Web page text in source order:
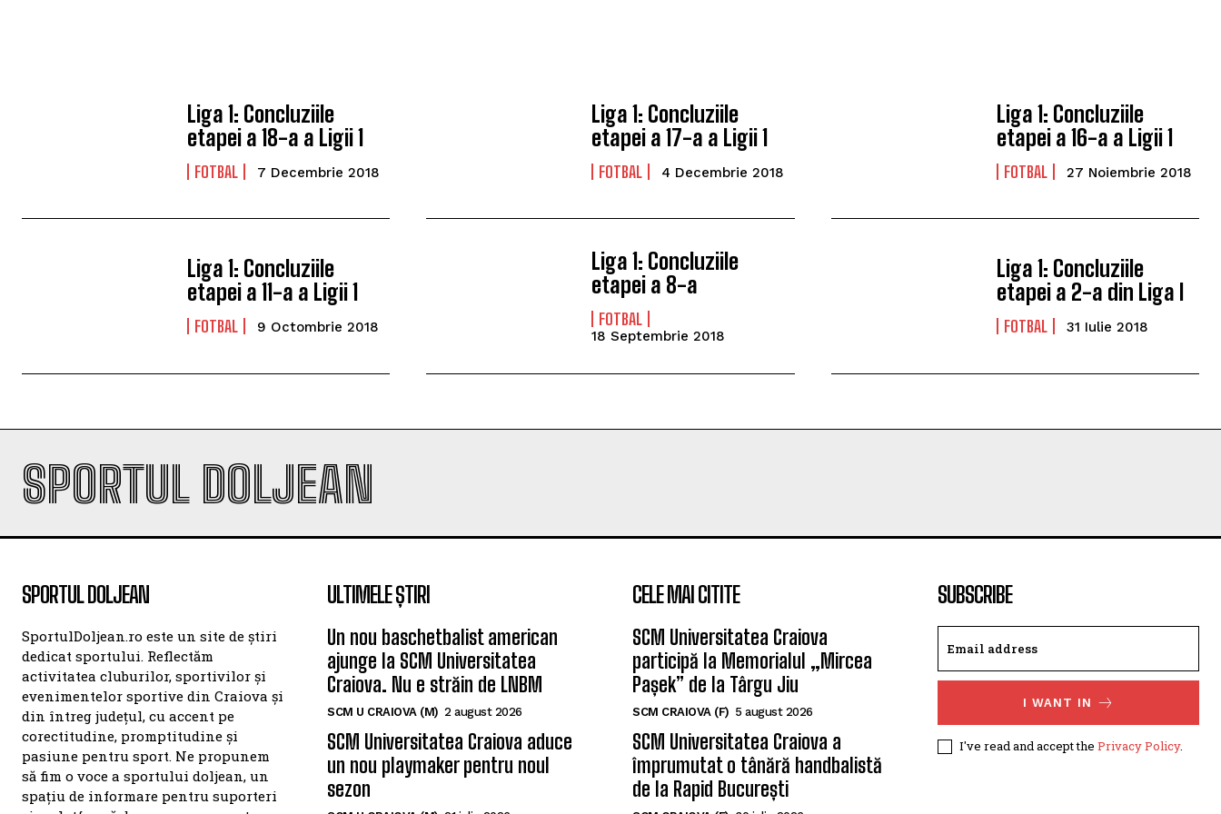
Liga 1: Concluziile
etapei a 18-a a Ligii 1
FOTBAL 7 Decembrie 2018
Liga 1: Concluziile
etapei a 17-a a Ligii 1
FOTBAL 4 Decembrie 2018
Liga 1: Concluziile
etapei a 16-a a Ligii 1
FOTBAL 27 Noiembrie 2018
Liga 1: Concluziile
etapei a 11-a a Ligii 1
FOTBAL 9 Octombrie 2018
Liga 1: Concluziile
etapei a 8-a
FOTBAL
18 Septembrie 2018
Liga 1: Concluziile
etapei a 2-a din Liga I
FOTBAL 31 Iulie 2018
SPORTUL DOLJEAN
SPORTUL DOLJEAN
SportulDoljean.ro este un site de știri
dedicat sportului. Reflectăm
activitatea cluburilor, sportivilor și
evenimentelor sportive din Craiova și
din întreg județul, cu accent pe
corectitudine, promptitudine și
pasiune pentru sport. Ne propunem
să fim o voce a sportului doljean, un
spațiu de informare pentru suporteri
ULTIMELE ȘTIRI
Un nou baschetbalist american
ajunge la SCM Universitatea
Craiova. Nu e străin de LNBM
SCM U CRAIOVA (M) 2 august 2026
SCM Universitatea Craiova aduce
un nou playmaker pentru noul
sezon
CELE MAI CITITE
SCM Universitatea Craiova
participă la Memorialul „Mircea
Pașek” de la Târgu Jiu
SCM CRAIOVA (F) 5 august 2026
SCM Universitatea Craiova a
împrumutat o tânără handbalistă
de la Rapid București
SUBSCRIBE
I WANT IN
I've read and accept the Privacy Policy.